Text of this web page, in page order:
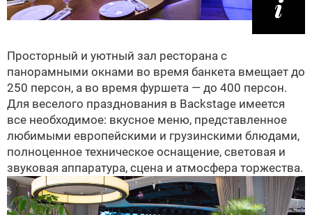
Просторный и уютный зал ресторана с
панорамными окнами во время банкета вмещает до
250 персон, а во время фуршета — до 400 персон.
Для веселого празднования в Backstage имеется
все необходимое: вкусное меню, представленное
любимыми европейскими и грузинскими блюдами,
полноценное техническое оснащение, световая и
звуковая аппаратура, сцена и атмосфера торжества.